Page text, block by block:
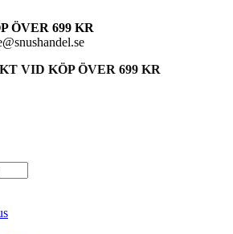
ÖVER 699 KR
VID KÖP ÖVER 699 KR